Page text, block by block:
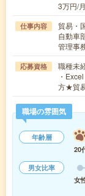
3万円/
仕事内容
貿易・
自動車
管理事
応募資格
職種未
・
方★貿
職場の雰囲気
年齢層
20
男女比率
女